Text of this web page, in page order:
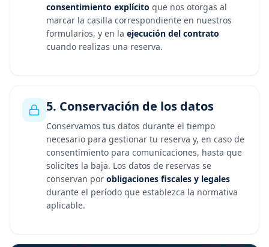
consentimiento explícito que nos otorgas al
marcar la casilla correspondiente en nuestros
formularios, y en la ejecución del contrato
cuando realizas una reserva.
5. Conservación de los datos
Conservamos tus datos durante el tiempo
necesario para gestionar tu reserva y, en caso de
consentimiento para comunicaciones, hasta que
solicites la baja. Los datos de reservas se
conservan por obligaciones fiscales y legales
durante el período que establezca la normativa
aplicable.